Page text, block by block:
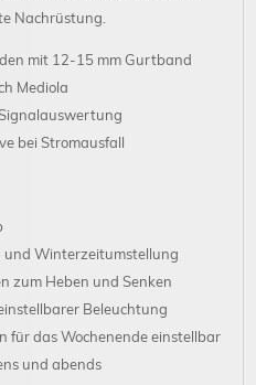
Nachrüstung.
mit 12-15 mm Gurtband
Mediola
bei Stromausfall
und Winterzeitumstellung
zum Heben und Senken
Beleuchtung
für das Wochenende einstellbar
und abends